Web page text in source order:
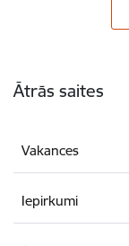
Ātrās saites
Vakances
Iepirkumi